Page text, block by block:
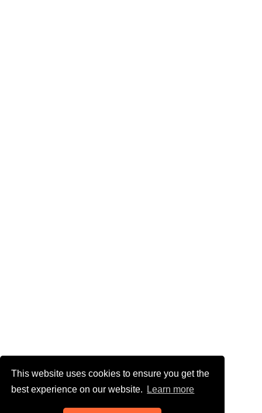
This website uses cookies to ensure you get the
best experience on our website.
Learn more